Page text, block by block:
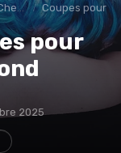
Coupes pour
pour
2025